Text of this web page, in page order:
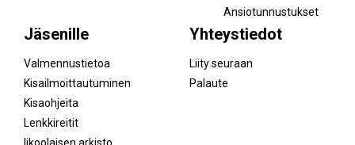
Ansiotunnustukset
Jäsenille
Valmennustietoa
Kisailmoittautuminen
Kisaohjeita
Lenkkireitit
Yhteystiedot
Liity seuraan
Palaute